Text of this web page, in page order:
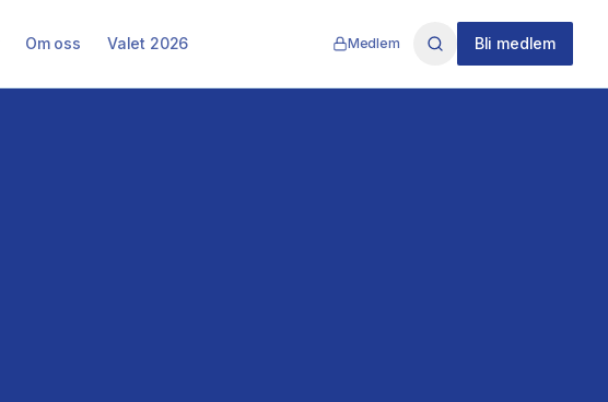
Om oss Valet 2026 Medlem Bli medlem